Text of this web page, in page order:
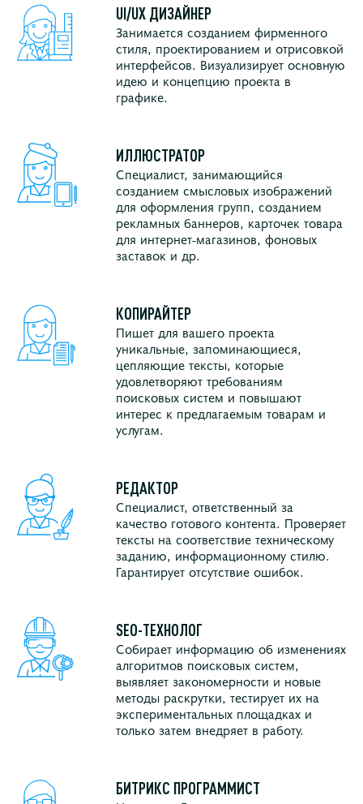
UI/UX ДИЗАЙНЕР
Занимается созданием фирменного
стиля, проектированием и отрисовкой
интерфейсов. Визуализирует основную
идею и концепцию проекта в
графике.
ИЛЛЮСТРАТОР
Специалист, занимающийся
созданием смысловых изображений
для оформления групп, созданием
рекламных баннеров, карточек товара
для интернет-магазинов, фоновых
заставок и др.
КОПИРАЙТЕР
Пишет для вашего проекта
уникальные, запоминающиеся,
цепляющие тексты, которые
удовлетворяют требованиям
поисковых систем и повышают
интерес к предлагаемым товарам и
услугам.
РЕДАКТОР
Специалист, ответственный за
качество готового контента. Проверяет
тексты на соответствие техническому
заданию, информационному стилю.
Гарантирует отсутствие ошибок.
SEO-ТЕХНОЛОГ
Собирает информацию об изменениях
алгоритмов поисковых систем,
выявляет закономерности и новые
методы раскрутки, тестирует их на
экспериментальных площадках и
только затем внедряет в работу.
БИТРИКС ПРОГРАММИСТ